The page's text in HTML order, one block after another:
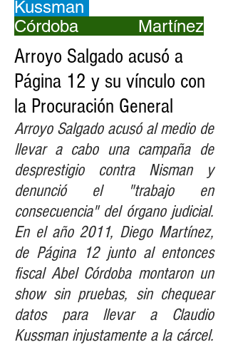
Kussman
Córdoba Martínez
Arroyo Salgado acusó a
Página 12 y su vínculo con
la Procuración General
Arroyo Salgado acusó al medio de
llevar a cabo una campaña de
desprestigio contra Nisman y
denunció el "trabajo en
consecuencia" del órgano judicial.
En el año 2011, Diego Martínez,
de Página 12 junto al entonces
fiscal Abel Córdoba montaron un
show sin pruebas, sin chequear
datos para llevar a Claudio
Kussman injustamente a la cárcel.